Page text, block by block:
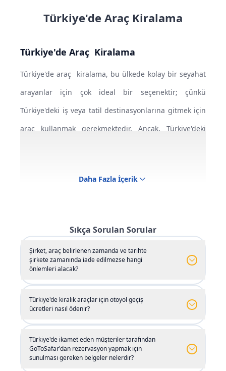
Balıkesir Koca Seyit Havalimanı
Balıkesir Merkez
Bayburt Merkez
Bitlis Merkez
Bursa Merkez
Çanakkale Havalimanı
Aydın Merkez
Balıkesir Koca Seyit Havalimanı
(EDO)
Bayburt Merkez
Bingöl Merkez
Bitlis Merkez
Türkiye'de Araç Kiralama
Türkiye'de Araç Kiralama
Türkiye'de araç
kiralama, bu ülkede kolay bir seyahat
arayanlar için çok ideal bir seçenektir; çünkü
Türkiye'deki iş veya tatil destinasyonlarına gitmek için
araç kullanmak gerekmektedir. Ancak, Türkiye'deki
yabancılıkları ve bunları birkaç kez değiştirmek
ederken maliyet yönetimini kolaylaştıran yaygın bir
seçenek haline gelmiştir.
Öte yandan, Türkiye'deki toplu taşıma sistemi (genel
olarak taksiler hariç) hizmetlerini sadece günün belirli
saatlerinde sunduğundan, Türkiye'de bir araç
kiralayarak istediğiniz yerlere günün herhangi bir
saatinde veya gece gidebilirsiniz.
Daha Fazla İçerik
Sıkça Sorulan Sorular
Şirket, araç belirlenen zamanda ve tarihte
şirkete zamanında iade edilmezse hangi
önlemleri alacak?
Türkiye'de kiralık araçlar için otoyol geçiş
ücretleri nasıl ödenir?
Türkiye'de ikamet eden müşteriler tarafından
GoToSafar'dan rezervasyon yapmak için
sunulması gereken belgeler nelerdir?